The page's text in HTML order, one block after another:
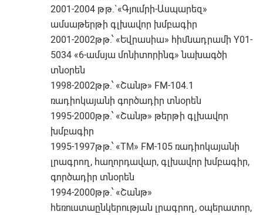
2001-2004 թթ.`«Գյումրի-Ասպարեզ»
ամսաթերթի գլխավոր խմբագիր
2001-2002թթ.՝ «Եվրասիա» հիմնադրամի Y01-
5034 «6-ամսյա մոնիտորինգ» նախագծի
տնօրեն
1998-2002թթ.՝ «Շանթ» FM-104.1
ռադիոկայանի գործադիր տնօրեն
1995-2000թթ.՝ «Շանթ» թերթի գլխավոր
խմբագիր
1995-1997թթ.՝ «ТМ» FM-105 ռադիոկայանի
լրագրող, հաղորդավար, գլխավոր խմբագիր,
գործադիր տնօրեն
1994-2000թթ.՝ «Շանթ»
հեռուստաընկերության լրագրող, օպերատոր,